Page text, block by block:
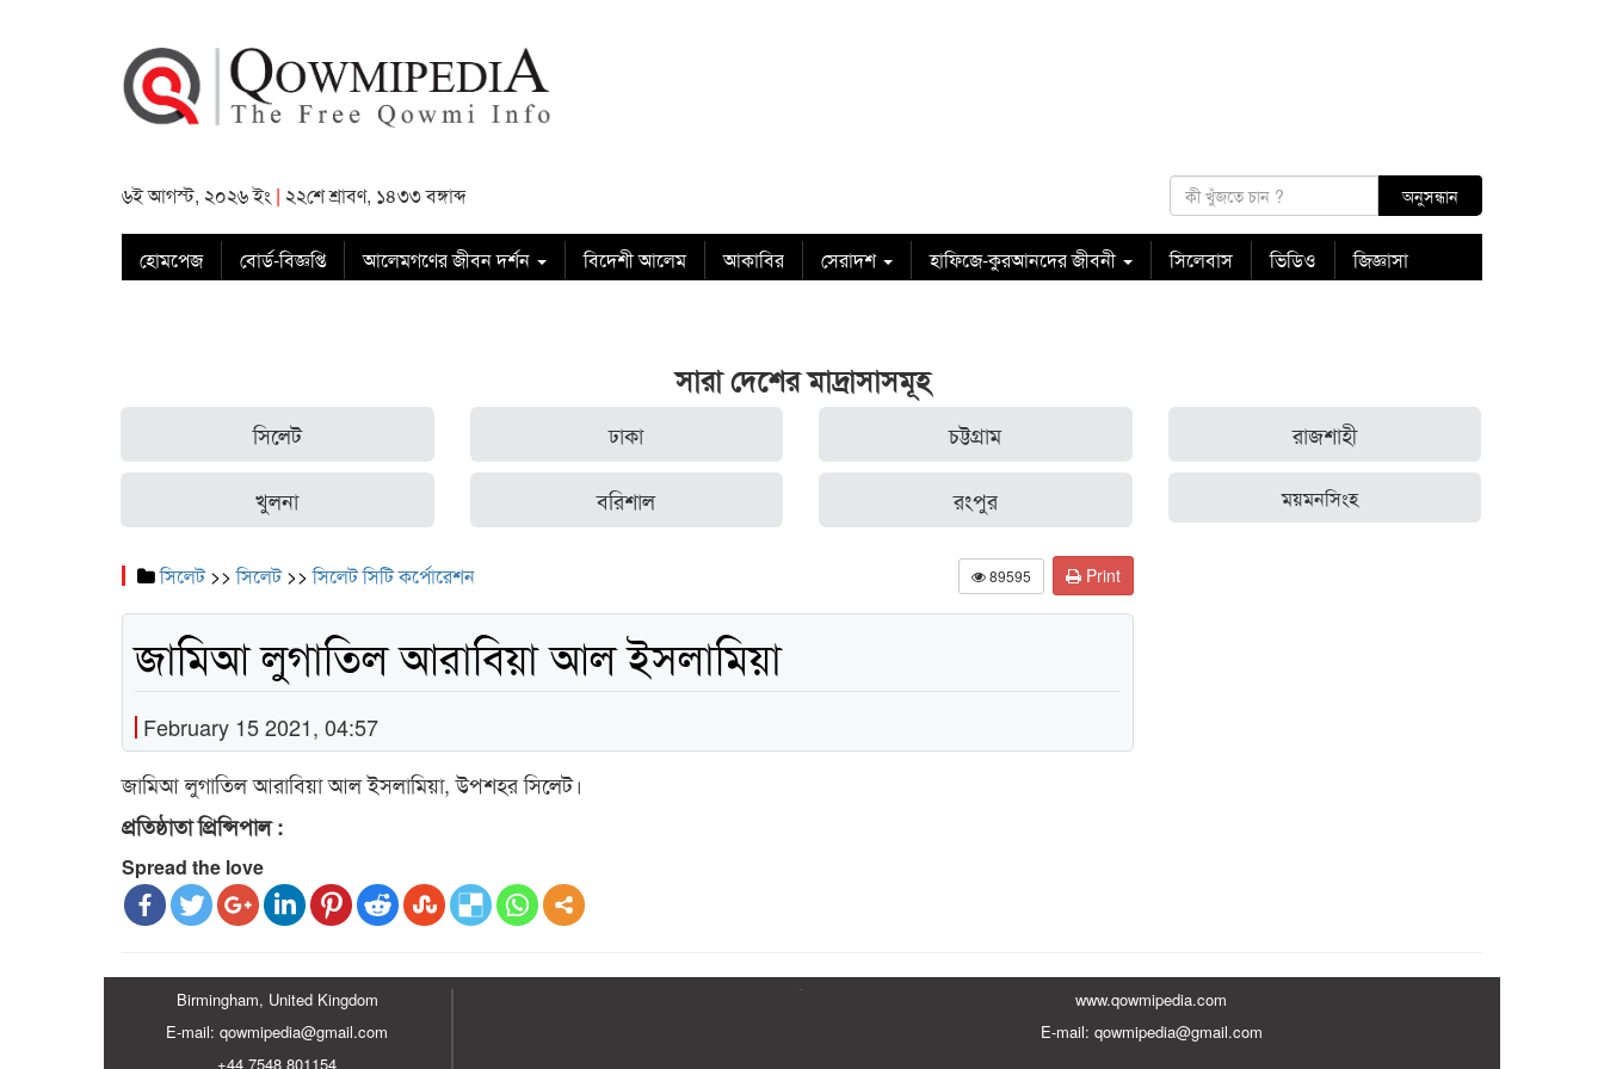
৬ই আগস্ট, ২০২৬ ইং | ২২শে শ্রাবণ, ১৪৩৩ বঙ্গাব্দ
হোমপেজ বোর্ড-বিজ্ঞপ্তি আলেমগণের জীবন দর্শন বিদেশী আলেম আকাবির সেরাদশ হাফিজে-কুরআনদের জীবনী সিলেবাস ভিডিও জিজ্ঞাসা
সারা দেশের মাদ্রাসাসমূহ
সিলেট ঢাকা চট্টগ্রাম রাজশাহী
খুলনা বরিশাল রংপুর ময়মনসিংহ
সিলেট>>সিলেট>>সিলেট সিটি কর্পোরেশন 89595 Print
জামিআ লুগাতিল আরাবিয়া আল ইসলামিয়া
February 15 2021, 04:57
জামিআ লুগাতিল আরাবিয়া আল ইসলামিয়া, উপশহর সিলেট।
প্রতিষ্ঠাতা প্রিন্সিপাল :
Spread the love
Birmingham, United Kingdom
E-mail: qowmipedia@gmail.com
+44 7548 801154
www.qowmipedia.com
E-mail: qowmipedia@gmail.com